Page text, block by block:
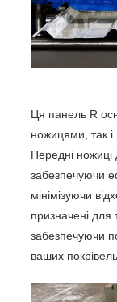
Ця панель R
ножицями, так і
Передні ножиці
забезпечуючи
мінімізуючи
призначені для
забезпечуючи
ваших